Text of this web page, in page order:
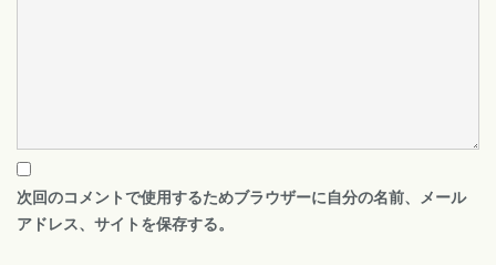
次回のコメントで使用するためブラウザーに自分の名前、メール
アドレス、サイトを保存する。